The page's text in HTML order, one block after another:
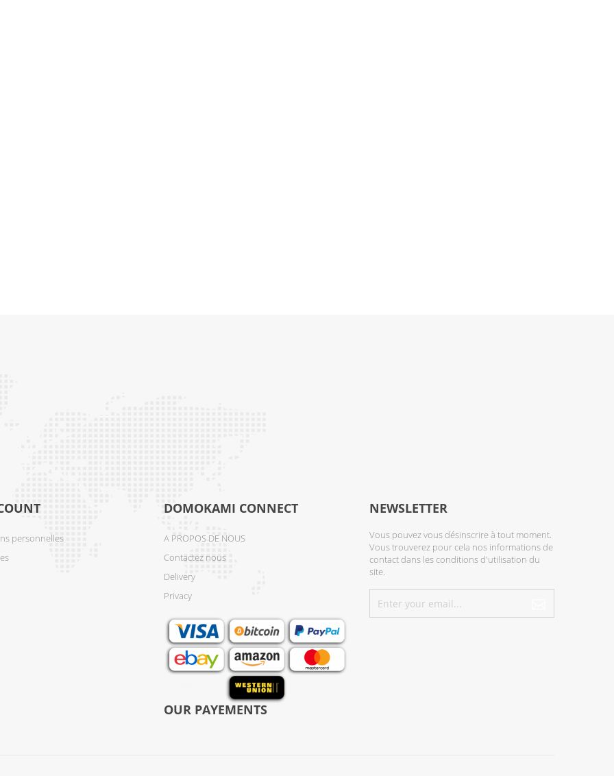
personnelles
DOMOKAMI CONNECT
A PROPOS DE NOUS
Contactez nous
Delivery
Privacy
OUR PAYEMENTS
NEWSLETTER
Vous pouvez vous désinscrire à tout moment.
Vous trouverez pour cela nos informations de
contact dans les conditions d'utilisation du
site.